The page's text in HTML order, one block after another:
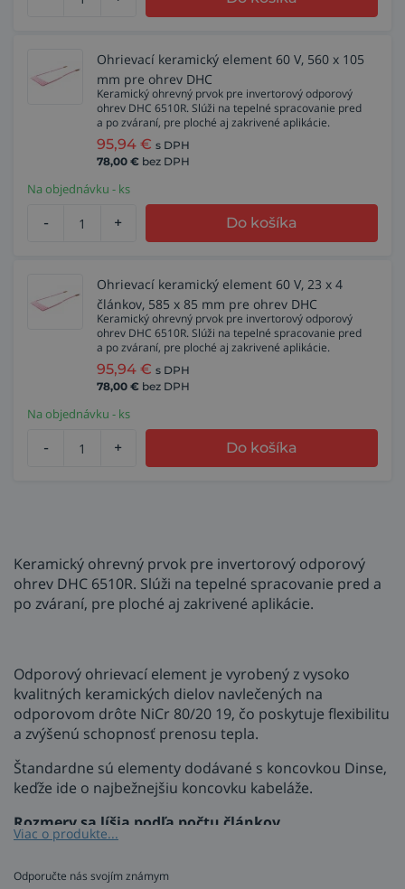
Ohrievací keramický element 60 V, 560 x 105
mm pre ohrev DHC
Keramický ohrevný prvok pre invertorový odporový
ohrev DHC 6510R. Slúži na tepelné spracovanie pred
a po zváraní, pre ploché aj zakrivené aplikácie.
95,94 € s DPH
78,00 € bez DPH
Na objednávku - ks
- + Do košíka
Ohrievací keramický element 60 V, 23 x 4
článkov, 585 x 85 mm pre ohrev DHC
Keramický ohrevný prvok pre invertorový odporový
ohrev DHC 6510R. Slúži na tepelné spracovanie pred
a po zváraní, pre ploché aj zakrivené aplikácie.
95,94 € s DPH
78,00 € bez DPH
Na objednávku - ks
- + Do košíka
Keramický ohrevný prvok pre invertorový odporový
ohrev DHC 6510R. Slúži na tepelné spracovanie pred a
po zváraní, pre ploché aj zakrivené aplikácie.
Odporový ohrievací element je vyrobený z vysoko
kvalitných keramických dielov navlečených na
odporovom drôte NiCr 80/20 19, čo poskytuje flexibilitu
a zvýšenú schopnosť prenosu tepla.
Štandardne sú elementy dodávané s koncovkou Dinse,
keďže ide o najbežnejšiu koncovku kabeláže.
Rozmery sa líšia podľa počtu článkov.
Viac o produkte...
Odporučte nás svojím známym